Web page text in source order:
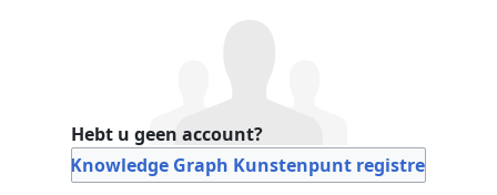
Hebt u geen account?
Bij Knowledge Graph Kunstenpunt registreren